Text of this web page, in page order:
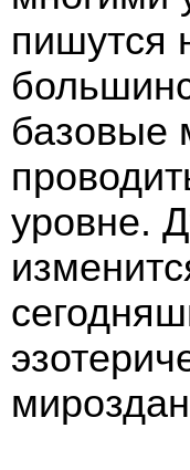
пишутся
базовые
уровне.